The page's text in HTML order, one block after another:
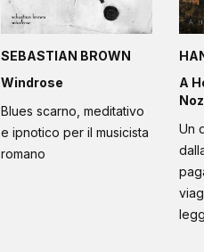
SEBASTIAN BROWN
Windrose
Blues scarno, meditativo
e ipnotico per il musicista
romano
A
Noz
Un